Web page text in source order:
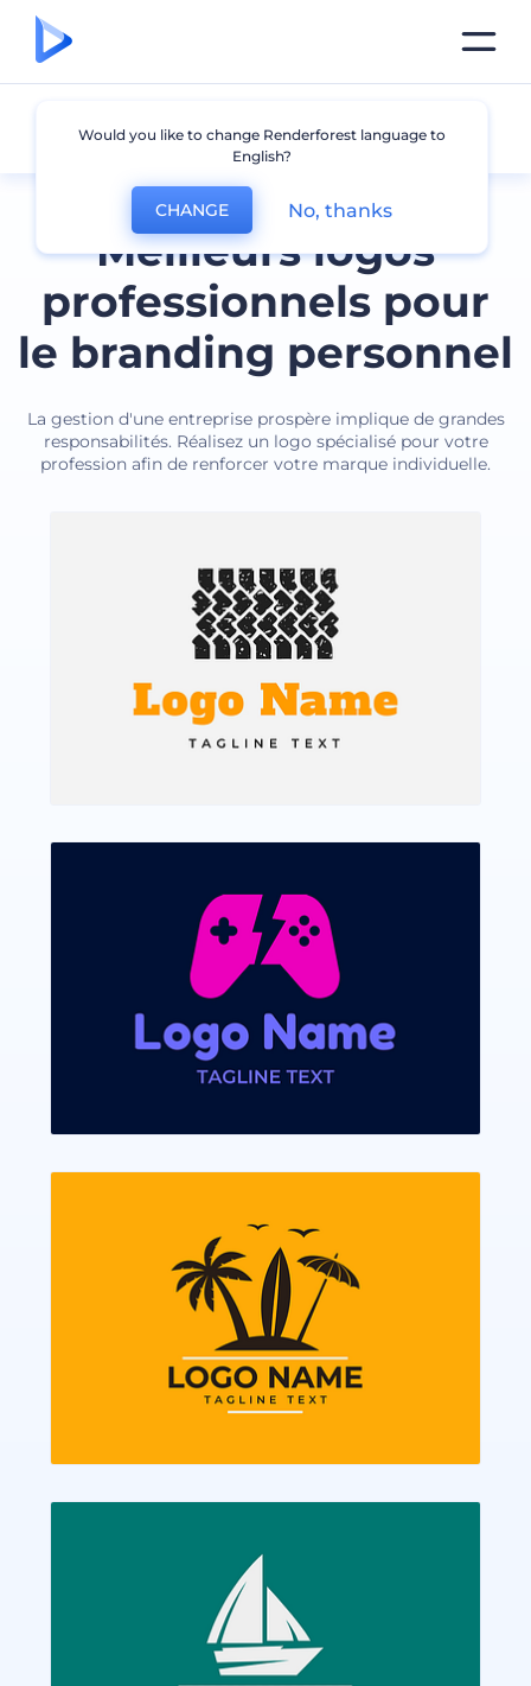
Meilleurs logos
professionnels pour
le branding personnel
La gestion d'une entreprise prospère implique de grandes
responsabilités. Réalisez un logo spécialisé pour votre
profession afin de renforcer votre marque individuelle.
Prefession
Would you like to change Renderforest language to
English?
CHANGE No, thanks